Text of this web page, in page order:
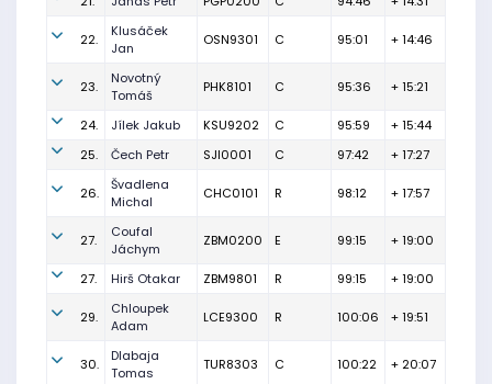
22.
Klusáček
Jan
OSN9301 C 95:01 + 14:46
23.
Novotný
Tomáš
PHK8101 C 95:36 + 15:21
24. Jílek Jakub KSU9202 C 95:59
+ 15:44
25.
Čech Petr SJI0001 C 97:42 + 17:27
26.
Švadlena
Michal
CHC0101 R 98:12 + 17:57
27.
Coufal
Jáchym
ZBM0200 E 99:15 + 19:00
27. Hirš Otakar ZBM9801 R 99:15 + 19:00
29.
Chloupek
Adam
LCE9300 R 100:06 + 19:51
30.
Dlabaja
Tomas
TUR8303 C 100:22 + 20:07